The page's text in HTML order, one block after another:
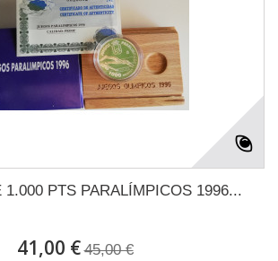
1.000 PTS PARALÍMPICOS 1996...
41,00 € 45,00 €